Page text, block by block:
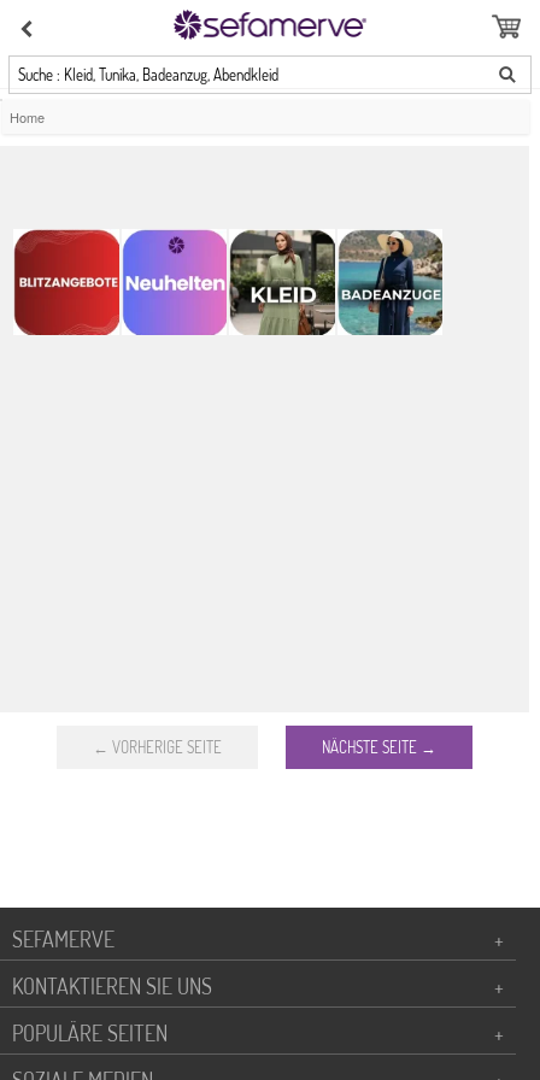
Suche : Kleid, Tunika, Badeanzug, Abendkleid
Home
← VORHERIGE SEITE NÄCHSTE SEITE →
SEFAMERVE
+
KONTAKTIEREN SIE UNS
+
POPULÄRE SEITEN
+